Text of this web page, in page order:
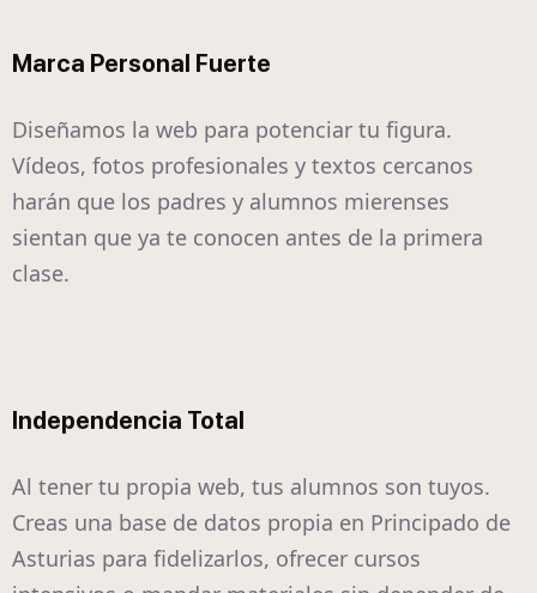
Marca Personal Fuerte
Diseñamos la web para potenciar tu figura.
Vídeos, fotos profesionales y textos cercanos
harán que los padres y alumnos mierenses
sientan que ya te conocen antes de la primera
clase.
Independencia Total
Al tener tu propia web, tus alumnos son tuyos.
Creas una base de datos propia en Principado de
Asturias para fidelizarlos, ofrecer cursos